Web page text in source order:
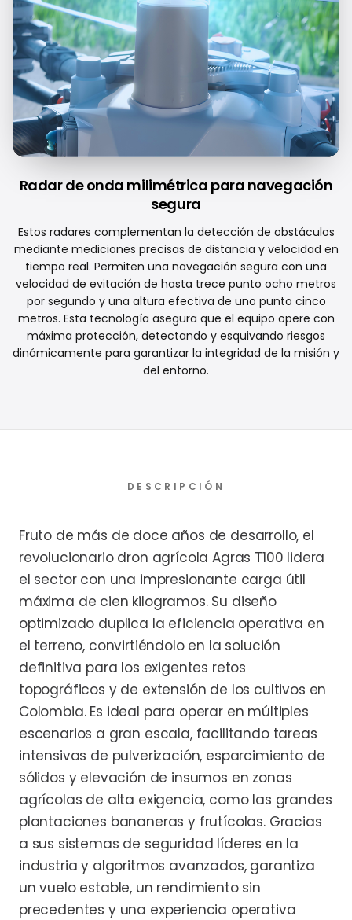
Radar de onda milimétrica para navegación
segura
Estos radares complementan la detección de obstáculos
mediante mediciones precisas de distancia y velocidad en
tiempo real. Permiten una navegación segura con una
velocidad de evitación de hasta trece punto ocho metros
por segundo y una altura efectiva de uno punto cinco
metros. Esta tecnología asegura que el equipo opere con
máxima protección, detectando y esquivando riesgos
dinámicamente para garantizar la integridad de la misión y
del entorno.
DESCRIPCIÓN
Fruto de más de doce años de desarrollo, el
revolucionario dron agrícola Agras T100 lidera
el sector con una impresionante carga útil
máxima de cien kilogramos. Su diseño
optimizado duplica la eficiencia operativa en
el terreno, convirtiéndolo en la solución
definitiva para los exigentes retos
topográficos y de extensión de los cultivos en
Colombia. Es ideal para operar en múltiples
escenarios a gran escala, facilitando tareas
intensivas de pulverización, esparcimiento de
sólidos y elevación de insumos en zonas
agrícolas de alta exigencia, como las grandes
plantaciones bananeras y frutícolas. Gracias
a sus sistemas de seguridad líderes en la
industria y algoritmos avanzados, garantiza
un vuelo estable, un rendimiento sin
precedentes y una experiencia operativa